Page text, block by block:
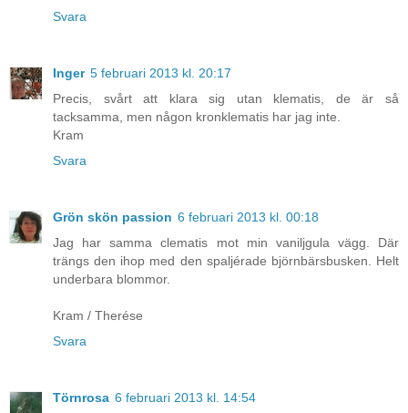
Svara
Inger 5 februari 2013 kl. 20:17
Precis, svårt att klara sig utan klematis, de är så
tacksamma, men någon kronklematis har jag inte.
Kram
Svara
Grön skön passion 6 februari 2013 kl. 00:18
Jag har samma clematis mot min vaniljgula vägg. Där
trängs den ihop med den spaljérade björnbärsbusken. Helt
underbara blommor.
Kram / Therése
Svara
Törnrosa 6 februari 2013 kl. 14:54